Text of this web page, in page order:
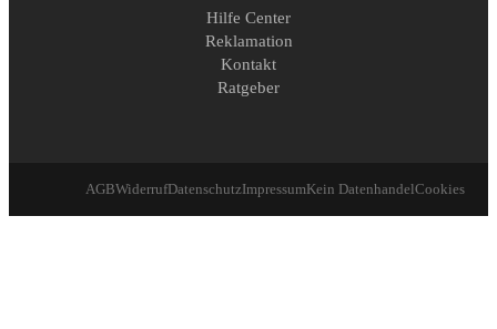
Hilfe Center
Reklamation
Kontakt
Ratgeber
AGBWiderrufDatenschutzImpressumKein DatenhandelCookies